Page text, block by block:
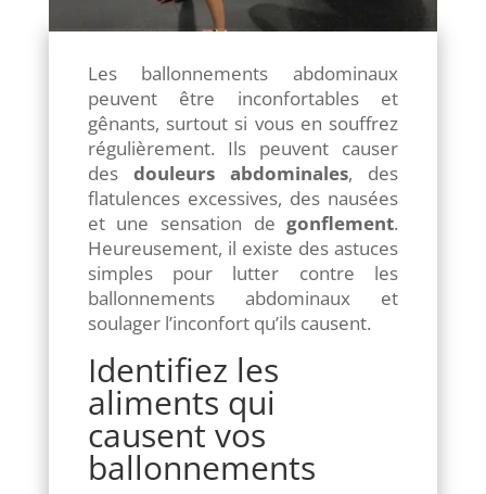
Les ballonnements abdominaux
peuvent être inconfortables et
gênants, surtout si vous en souffrez
régulièrement. Ils peuvent causer
des douleurs abdominales, des
flatulences excessives, des nausées
et une sensation degonflement.
Heureusement, il existe des astuces
simples pour lutter contre les
ballonnements abdominaux et
soulager l’inconfort qu’ils causent.
Identifiez les
aliments qui
causent vos
ballonnements